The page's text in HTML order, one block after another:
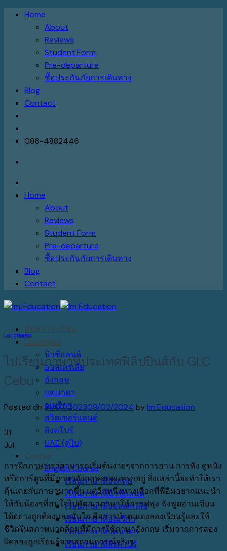
Skip Home
About
Reviews
Student Form
Pre-departure
ซื้อประกันภัยการเดินทาง
Blog
Contact
086-4882446
Home
About
Reviews
Student Form
Pre-departure
ซื้อประกันภัยการเดินทาง
Blog
Contact
ค้นหาโรงเรียน
Countries
นิวซีแลนด์
ออสเตรเลีย
อังกฤษ
แคนาดา
อเมริกา
สวิตเซอร์แลนด์
สิงคโปร์
UAE (ดูไบ)
Course
English Course
เรียนภาษาที่อังกฤษ
เรียนภาษาที่นิวซีแลนด์
เรียนภาษาที่ออสเตรเลีย
เรียนภาษาที่อเมริกา
เรียนภาษาที่แคนาดา
เรียนภาษาที่สิงคโปร์
Languages
ไปเรียนภาษาที่ประเทศฟิลิปปินส์กับ GLC
Cebu
Posted on 31/07/202309/02/2024 byIm Education
31
Jul
การฝึกภาษาเราสามารถเริ่มต้นง่ายๆจากการอ่าน การฟัง ดูหนัง
หรือการ์ตูนที่มีภาษาอังกฤษสอดแทรกอยู่ สิ่งเหล่านี้จะทำให้เรา
คุ้นเคยกับภาษามากขึ้น แต่อีกหนึ่งทางเลือกที่พี่อิมอยากแนะนำ
ให้กับน้องๆที่สนใจไปพัฒนาภาษาให้กราฟพุ่ง ฟังพูดอ่านเขียน
ได้อย่างถูกต้องและมั่นใจ คือการนำตนเองลองเรียนรู้และใช้
ชีวิตในสภาพแวดล้อมที่มีการใช้ภาษาอังกฤษ เริ่มจากการลอง
ผิดลองถูกเรียนรู้จากสถานการณ์จริงๆ